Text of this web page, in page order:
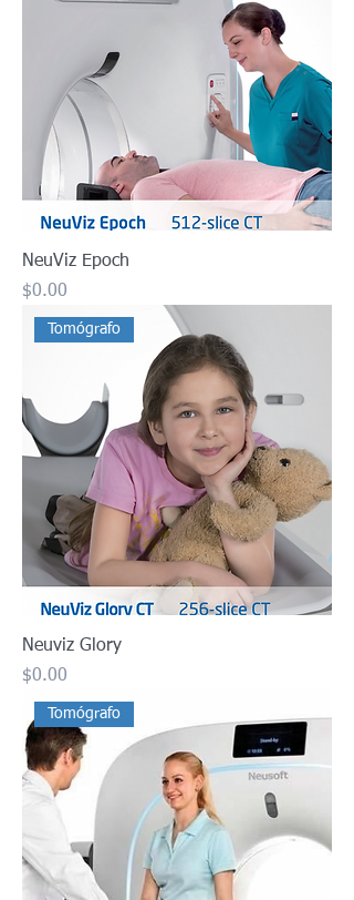
NeuViz Epoch
Precio
$0.00
Tomógrafo
Neuviz Glory
Precio
$0.00
Tomógrafo